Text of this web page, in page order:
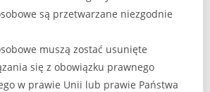
są przetwarzane niezgodnie
muszą zostać usunięte
się z obowiązku prawnego
w prawie Unii lub prawie Państwa